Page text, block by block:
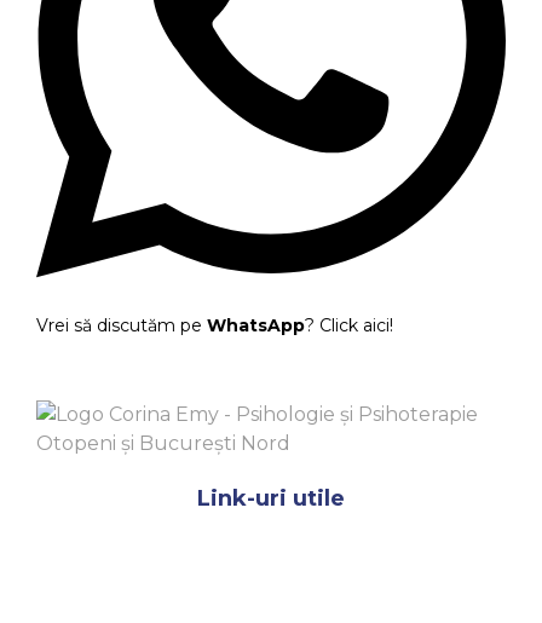
Vrei să discutăm pe WhatsApp? Click aici!
Link-uri utile